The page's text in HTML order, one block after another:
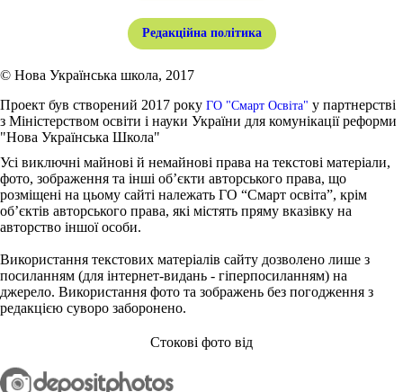
Редакційна політика
© Нова Українська школа, 2017
Проект був створений 2017 року ГО "Смарт Освіта" у партнерстві
з Міністерством освіти і науки України для комунікації реформи
"Нова Українська Школа"
Усі виключні майнові й немайнові права на текстові матеріали,
фото, зображення та інші об’єкти авторського права, що
розміщені на цьому сайті належать ГО “Смарт освіта”, крім
об’єктів авторського права, які містять пряму вказівку на
авторство іншої особи.
Використання текстових матеріалів сайту дозволено лише з
посиланням (для інтернет-видань - гіперпосиланням) на
джерело. Використання фото та зображень без погодження з
редакцією суворо заборонено.
Стокові фото від